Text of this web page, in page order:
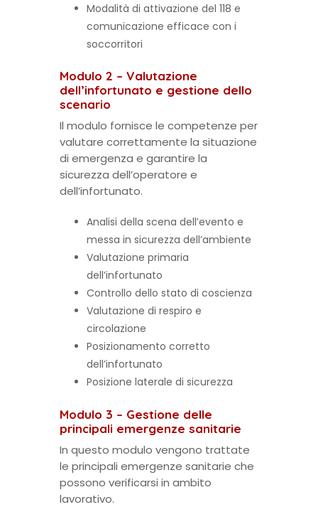
Modalità di attivazione del 118 e
comunicazione efficace con i
soccorritori
Modulo 2 – Valutazione
dell’infortunato e gestione dello
scenario
Il modulo fornisce le competenze per
valutare correttamente la situazione
di emergenza e garantire la
sicurezza dell’operatore e
dell’infortunato.
Analisi della scena dell’evento e
messa in sicurezza dell’ambiente
Valutazione primaria
dell’infortunato
Controllo dello stato di coscienza
Valutazione di respiro e
circolazione
Posizionamento corretto
dell’infortunato
Posizione laterale di sicurezza
Modulo 3 – Gestione delle
principali emergenze sanitarie
In questo modulo vengono trattate
le principali emergenze sanitarie che
possono verificarsi in ambito
lavorativo.